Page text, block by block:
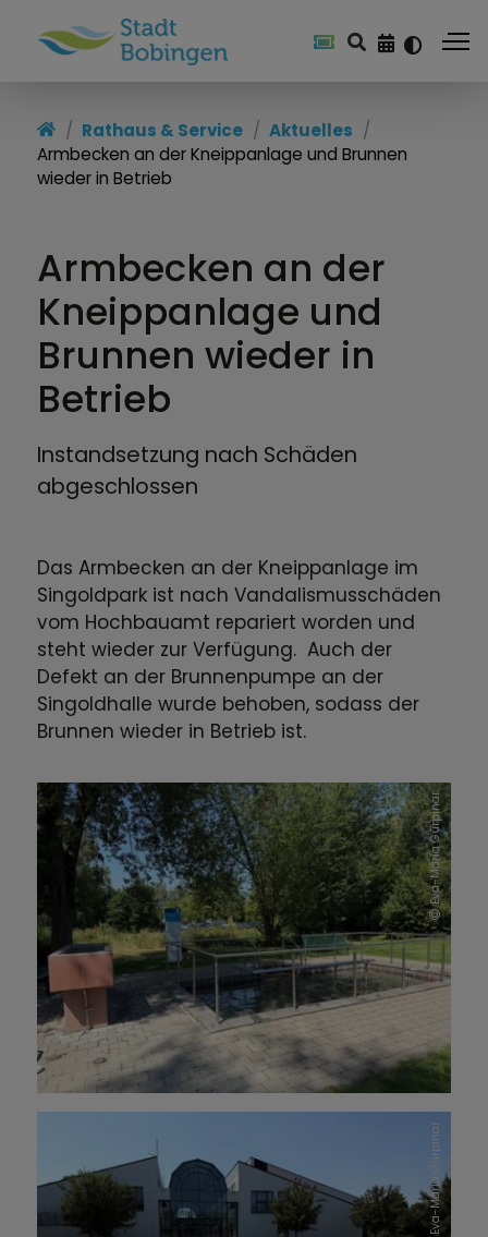
Rathaus & Service
Aktuelles
Armbecken an der Kneippanlage und Brunnen
wieder in Betrieb
Armbecken an der
Kneippanlage und
Brunnen wieder in
Betrieb
Instandsetzung nach Schäden
abgeschlossen
Das Armbecken an der Kneippanlage im
Singoldpark ist nach Vandalismusschäden
vom Hochbauamt repariert worden und
steht wieder zur Verfügung. Auch der
Defekt an der Brunnenpumpe an der
Singoldhalle wurde behoben, sodass der
Brunnen wieder in Betrieb ist.
Eva-Maria Gürpinar
Eva-Maria Gürpinar